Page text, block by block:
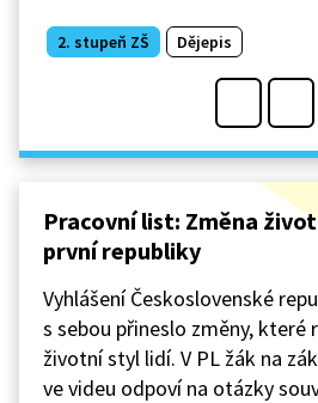
2. stupeň ZŠ Dějepis
Pracovní list: Změna
první republiky
Vyhlášení Československé
s sebou přineslo změny, které
životní styl lidí. V PL žák na
ve videu odpoví na otázky